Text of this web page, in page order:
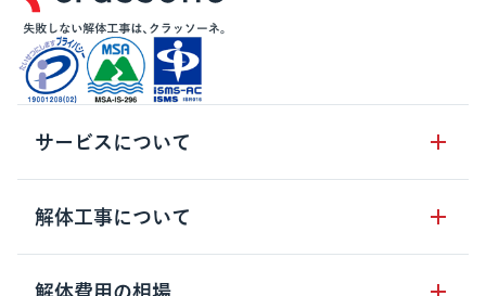
サービスについて
サービスの流れ
サービスのメリット
解体工事について
解体工事の基礎知識
解体費用の相場